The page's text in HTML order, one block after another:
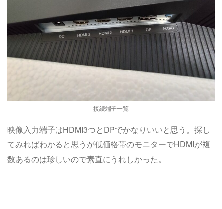
接続端子一覧
映像入力端子はHDMI3つとDPでかなりいいと思う。探し
てみればわかると思うが低価格帯のモニターでHDMIが複
数あるのは珍しいので素直にうれしかった。